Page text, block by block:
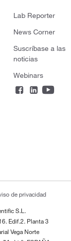
Lab Reporter
News Corner
Suscríbase a las
noticias
Webinars
de privacidad
S.L.
Edif.2. Planta 3
Vega Norte